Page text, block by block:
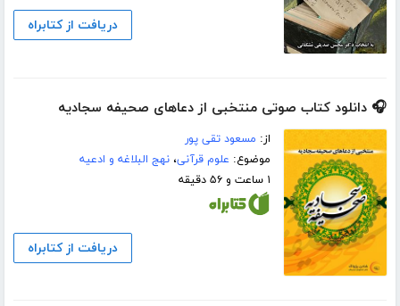
دریافت از کتابراه
🎧 دانلود کتاب صوتی منتخبی از دعاهای صحیفه سجادیه
از: مسعود تقی پور
موضوع: علوم قرآنی،نهج البلاغه و ادعیه
۱ ساعت و ۵۶ دقیقه
دریافت از کتابراه